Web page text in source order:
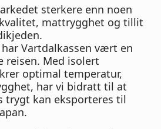
sterkere enn noen
mattrygghet og tillit
Vartdalkassen vært en
reisen. Med isolert
optimal temperatur,
har vi bidratt til at
trygt kan eksporteres til